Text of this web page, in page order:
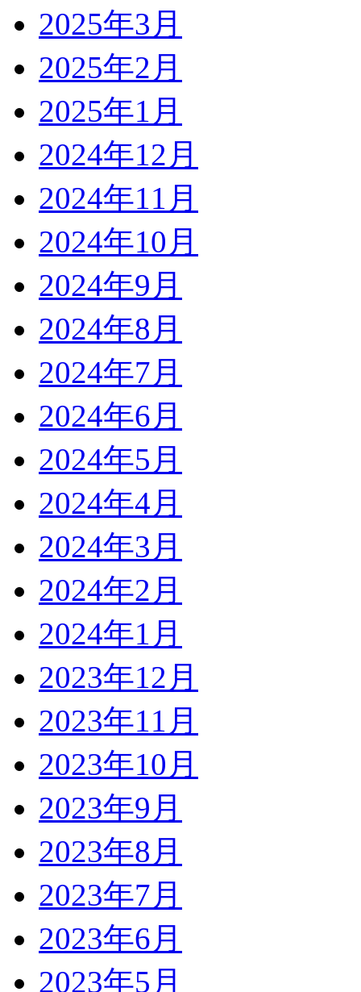
2025年3月
2025年2月
2025年1月
2024年12月
2024年11月
2024年10月
2024年9月
2024年8月
2024年7月
2024年6月
2024年5月
2024年4月
2024年3月
2024年2月
2024年1月
2023年12月
2023年11月
2023年10月
2023年9月
2023年8月
2023年7月
2023年6月
2023年5月